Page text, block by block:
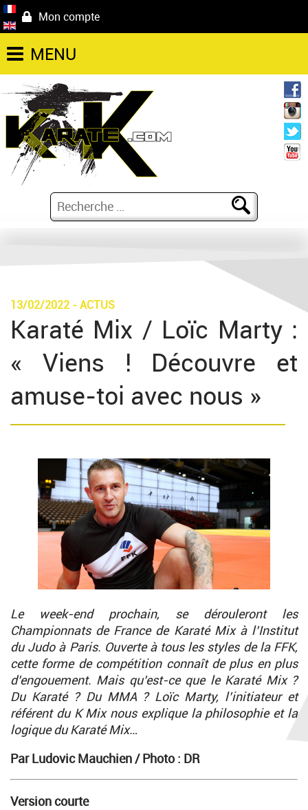
Mon compte
MENU
13/02/2022 -ACTUS
Karaté Mix / Loïc Marty :
« Viens ! Découvre et
amuse-toi avec nous »
Le week-end prochain, se dérouleront les
Championnats de France de Karaté Mix à l’Institut
du Judo à Paris. Ouverte à tous les styles de la FFK,
cette forme de compétition connaît de plus en plus
d’engouement. Mais qu’est-ce que le Karaté Mix ?
Du Karaté ? Du MMA ? Loïc Marty, l’initiateur et
référent du K Mix nous explique la philosophie et la
logique du Karaté Mix…
Par Ludovic Mauchien /Photo : DR
Version courte